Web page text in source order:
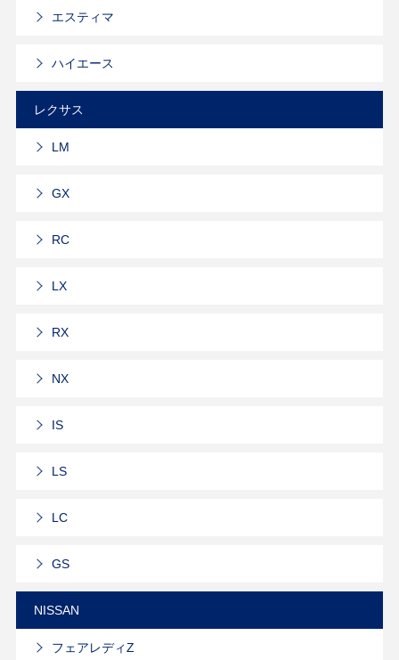
エスティマ
ハイエース
レクサス
LM
GX
RC
LX
RX
NX
IS
LS
LC
GS
NISSAN
フェアレディZ